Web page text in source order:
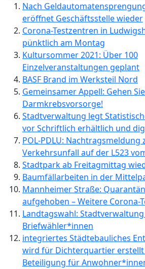
Nach
eröffnet Geschäftsstelle wieder
Corona-Testzentren in
pünktlich am Montag
Kultursommer 2021: Über 100
Einzelveranstaltungen geplant
BASF Brand im Werksteil Nord
Gemeinsamer Appell: Gehen
Darmkrebsvorsorge!
Stadtverwaltung legt
vor Schriftlich erhältlich und
POL-PDLU: Nachtragsmeldung
Verkehrsunfall auf der L523
Stadtpark ab Freitagmittag
Baumfällarbeiten in der
Mannheimer Straße:
aufgehoben – Weitere Corona-
Landtagswahl:
Briefwähler*innen
integriertes Städtebauliches
wird für Dichterquartier erstellt
Beteiligung für